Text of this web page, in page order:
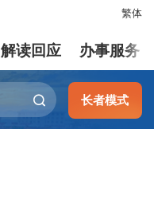
繁体
解读回应 办事服务
长者模式